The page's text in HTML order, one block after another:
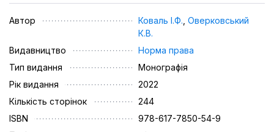
Автор Коваль І.Ф. Оверковський
К.В.
Видавництво
Норма права
Тип видання
Монографія
Рік видання
2022
Кількість сторінок
244
ISBN
978-617-7850-54-9